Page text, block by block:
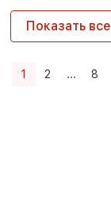
Показать все
1 2 ... 8